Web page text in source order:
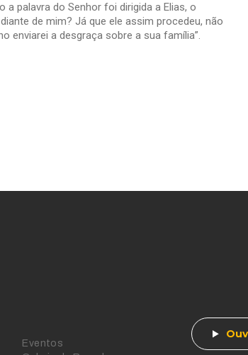
a palavra do Senhor foi dirigida a Elias, o
de mim? Já que ele assim procedeu, não
enviarei a desgraça sobre a sua família”.
Eventos